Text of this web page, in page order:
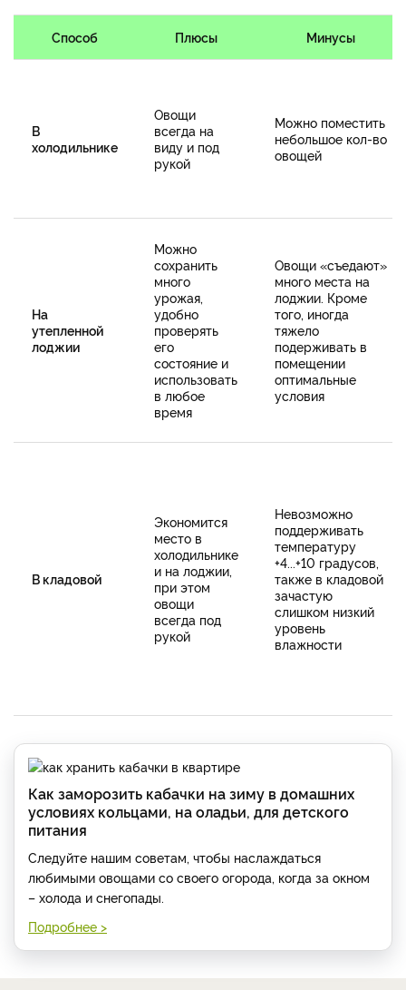
Способ Плюсы Минусы
В
холодильнике
Овощи
всегда на
виду и под
рукой
Можно поместить
небольшое кол-во
овощей
На
утепленной
лоджии
Можно
сохранить
много
урожая,
удобно
проверять
его
состояние и
использовать
в любое
время
Овощи «съедают»
много места на
лоджии. Кроме
того, иногда
тяжело
подерживать в
помещении
оптимальные
условия
В кладовой
Экономится
место в
холодильнике
и на лоджии,
при этом
овощи
всегда под
рукой
Невозможно
поддерживать
температуру
+4...+10 градусов,
также в кладовой
зачастую
слишком низкий
уровень
влажности
Как заморозить кабачки на зиму в домашних
условиях кольцами, на оладьи, для детского
питания
Следуйте нашим советам, чтобы наслаждаться
любимыми овощами со своего огорода, когда за окном
– холода и снегопады.
Подробнее >